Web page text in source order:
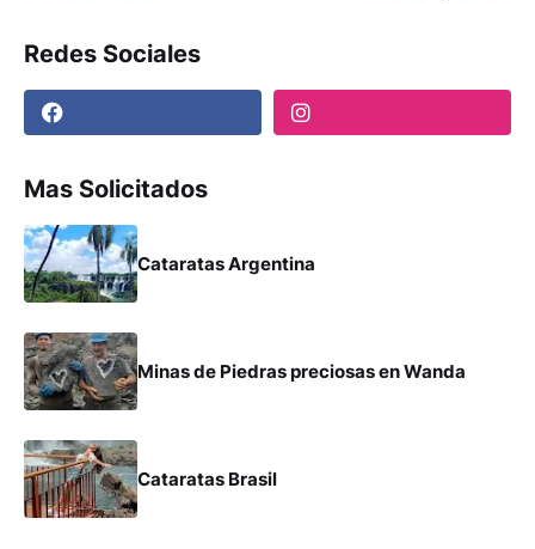
Redes Sociales
Mas Solicitados
Cataratas Argentina
Minas de Piedras preciosas en Wanda
Cataratas Brasil